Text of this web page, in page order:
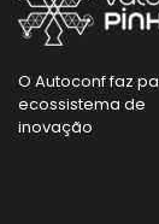
O Autoconf faz
ecossistema de
inovação